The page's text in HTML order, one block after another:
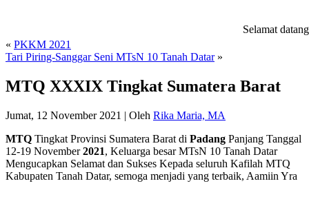
Selamat datang
« PKKM 2021
Tari Piring-Sanggar Seni MTsN 10 Tanah Datar»
MTQ XXXIX Tingkat Sumatera Barat
Jumat, 12 November 2021 | Oleh Rika Maria, MA
MTQ Tingkat Provinsi Sumatera Barat di Padang Panjang Tanggal
12-19 November2021, Keluarga besar MTsN 10 Tanah Datar
Mengucapkan Selamat dan Sukses Kepada seluruh Kafilah MTQ
Kabupaten Tanah Datar, semoga menjadi yang terbaik, Aamiin Yra